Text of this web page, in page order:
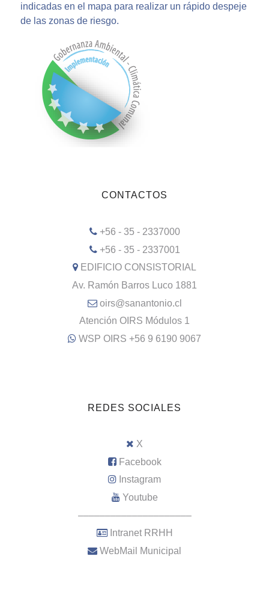
indicadas en el mapa para realizar un rápido despeje
de las zonas de riesgo.
CONTACTOS
+56 - 35 - 2337000
+56 - 35 - 2337001
EDIFICIO CONSISTORIAL
Av. Ramón Barros Luco 1881
oirs@sanantonio.cl
Atención OIRS Módulos 1
WSP OIRS +56 9 6190 9067
REDES SOCIALES
X
Facebook
Instagram
Youtube
–––––––––––––––––––––
Intranet RRHH
WebMail Municipal